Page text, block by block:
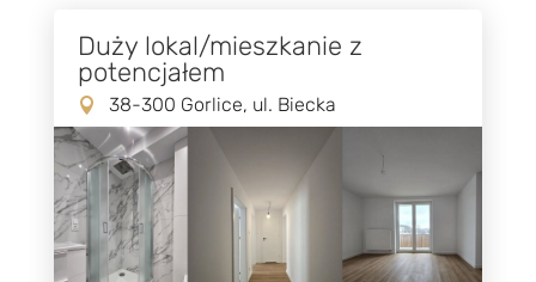
Duży lokal/mieszkanie z
potencjałem
38-300 Gorlice, ul. Biecka